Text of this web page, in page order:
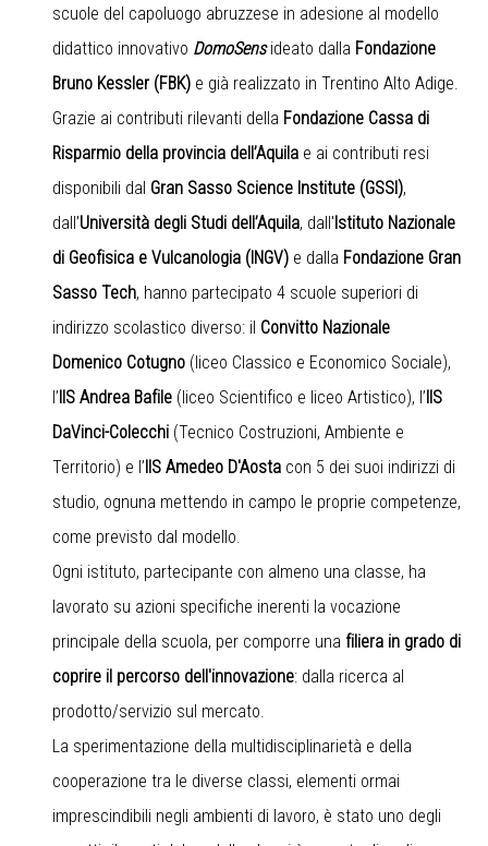
scuole del capoluogo abruzzese in adesione al modello
didattico innovativo DomoSensideato dalla Fondazione
Bruno Kessler (FBK) e già realizzato in Trentino Alto Adige.
Grazie ai contributi rilevanti della Fondazione Cassa di
Risparmio della provincia dell’Aquila e ai contributi resi
disponibili dal Gran Sasso Science Institute (GSSI),
dall’Università degli Studi dell’Aquila, dall'Istituto Nazionale
di Geofisica e Vulcanologia (INGV) e dalla Fondazione Gran
Sasso Tech, hanno partecipato 4 scuole superiori di
indirizzo scolastico diverso: il Convitto Nazionale
Domenico Cotugno (liceo Classico e Economico Sociale),
l’IIS Andrea Bafile (liceo Scientifico e liceo Artistico), l’IIS
DaVinci-Colecchi (Tecnico Costruzioni, Ambiente e
Territorio) e l’IIS Amedeo D'Aosta con 5 dei suoi indirizzi di
studio, ognuna mettendo in campo le proprie competenze,
come previsto dal modello.
Ogni istituto, partecipante con almeno una classe, ha
lavorato su azioni specifiche inerenti la vocazione
principale della scuola, per comporre una filiera in grado di
coprire il percorso dell'innovazione: dalla ricerca al
prodotto/servizio sul mercato.
La sperimentazione della multidisciplinarietà e della
cooperazione tra le diverse classi, elementi ormai
imprescindibili negli ambienti di lavoro, è stato uno degli